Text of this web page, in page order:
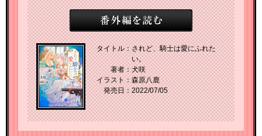
タイトル：されど、騎士は愛にふれた
い。
著者：犬咲
イラスト：森原八鹿
発売日：2022/07/05